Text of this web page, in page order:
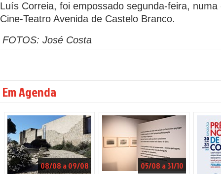
Luís Correia, foi empossado segunda-feira,
Cine-Teatro Avenida de Castelo Branco.
FOTOS: José Costa
Em Agenda
08/08 a 09/08 05/08 a 31/10